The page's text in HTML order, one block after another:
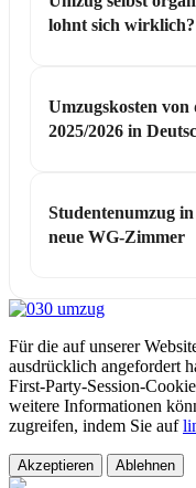
lohnt sich wirklich?
Umzugskosten von
2025/2026 in
Studentenumzug
neue WG-Zimmer
Für die auf unserer
ausdrücklich angefordert
First-Party-Session-
weitere Informationen
zugreifen, indem Sie auf
Akzeptieren Ablehnen